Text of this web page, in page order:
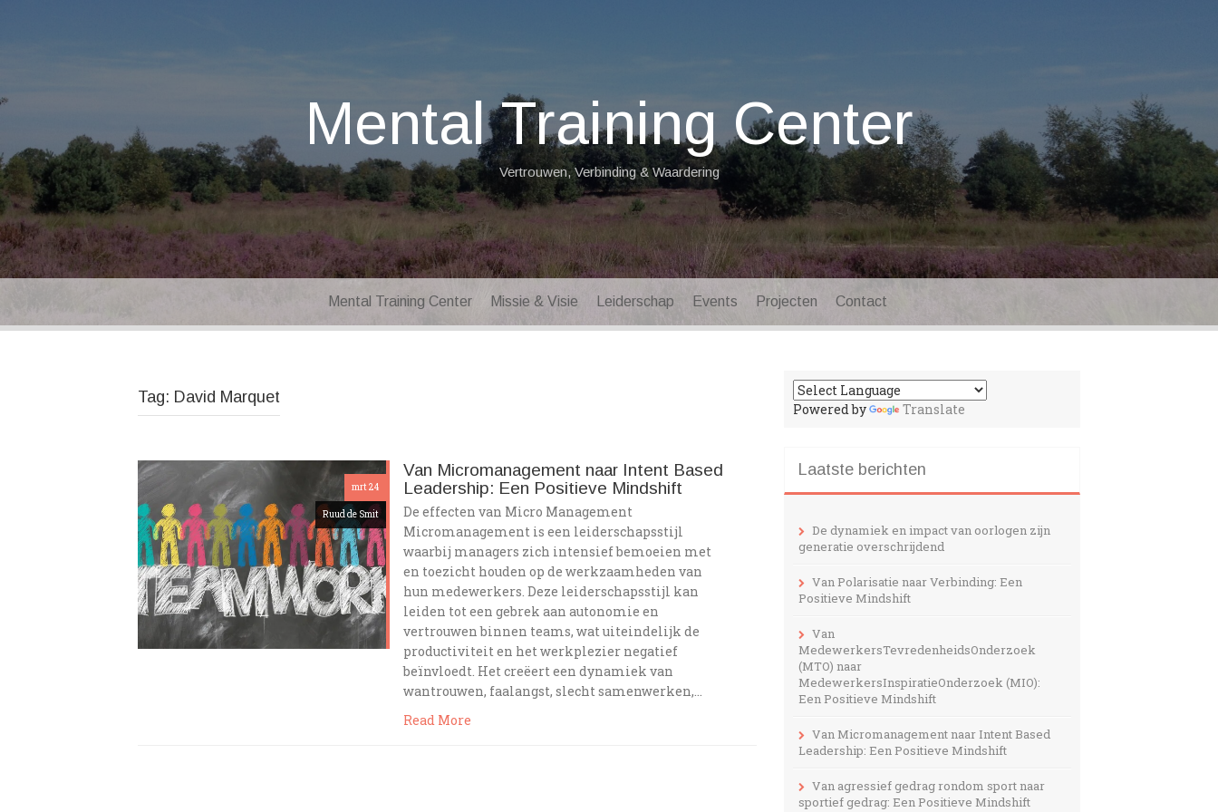
Mental Training Center
Vertrouwen, Verbinding & Waardering
Mental Training Center Missie & Visie Leiderschap Events Projecten Contact
Tag: David Marquet
mrt 24
Ruud de Smit
Van Micromanagement naar Intent Based
Leadership: Een Positieve Mindshift
De effecten van Micro Management
Micromanagement is een leiderschapsstijl
waarbij managers zich intensief bemoeien met
en toezicht houden op de werkzaamheden van
hun medewerkers. Deze leiderschapsstijl kan
leiden tot een gebrek aan autonomie en
vertrouwen binnen teams, wat uiteindelijk de
productiviteit en het werkplezier negatief
beïnvloedt. Het creëert een dynamiek van
wantrouwen, faalangst, slecht samenwerken,…
Read More
Powered by Translate
Laatste berichten
De dynamiek en impact van oorlogen zijn
generatie overschrijdend
Van Polarisatie naar Verbinding: Een
Positieve Mindshift
Van
MedewerkersTevredenheidsOnderzoek
(MTO) naar
MedewerkersInspiratieOnderzoek (MIO):
Een Positieve Mindshift
Van Micromanagement naar Intent Based
Leadership: Een Positieve Mindshift
Van agressief gedrag rondom sport naar
sportief gedrag: Een Positieve Mindshift